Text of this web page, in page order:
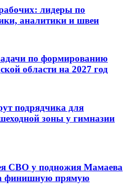
лидеры по
аналитики и швеи
по формированию
области на 2027 год
подрядчика для
зоны у гимназии
СВО у подножия Мамаева
финишную прямую